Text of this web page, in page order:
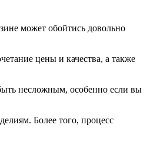
может обойтись довольно
цены и качества, а также
несложным, особенно если вы
Более того, процесс